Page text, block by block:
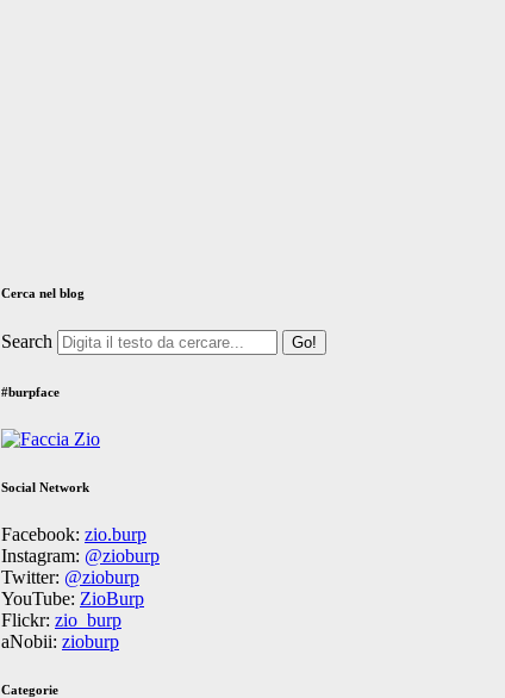
Cerca nel blog
Search
#burpface
Social Network
Facebook: zio.burp
Instagram: @zioburp
Twitter: @zioburp
YouTube: ZioBurp
Flickr: zio_burp
aNobii: zioburp
Categorie